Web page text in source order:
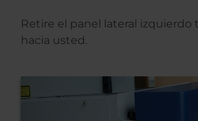
Retire el panel lateral izquierdo
hacia usted.